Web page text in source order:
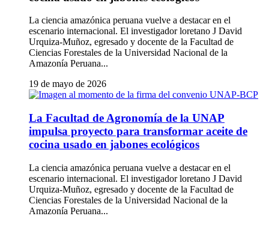
La ciencia amazónica peruana vuelve a destacar en el
escenario internacional. El investigador loretano J David
Urquiza-Muñoz, egresado y docente de la Facultad de
Ciencias Forestales de la Universidad Nacional de la
Amazonía Peruana...
19 de mayo de 2026
La Facultad de Agronomía de la UNAP
impulsa proyecto para transformar aceite de
cocina usado en jabones ecológicos
La ciencia amazónica peruana vuelve a destacar en el
escenario internacional. El investigador loretano J David
Urquiza-Muñoz, egresado y docente de la Facultad de
Ciencias Forestales de la Universidad Nacional de la
Amazonía Peruana...